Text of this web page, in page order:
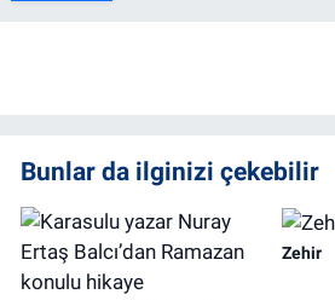
Bunlar da ilginizi çekebilir
Zehir